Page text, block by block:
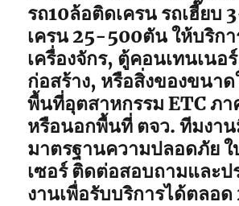
รถ10ล้อติดเครน รถเฮี๊ยบ
เครน 25-500ตัน ให้บริกา
เครื่องจักร, ตู้คอนเทนเนอ
ก่อสร้าง, หรือสิ่งของขนา
พื้นที่อุตสาหกรรม ETC ภ
หรือนอกพื้นที่ ตจว. ทีมงา
มาตรฐานความปลอดภัย ใ
เซอร์ ติดต่อสอบถามและป
งานเพื่อรับบริการได้ตลอด